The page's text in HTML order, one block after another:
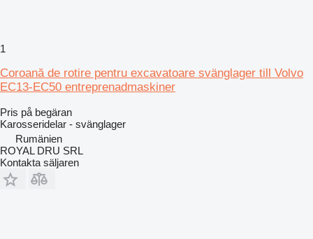
1
Coroană de rotire pentru excavatoare svänglager till Volvo
EC13-EC50 entreprenadmaskiner
Pris på begäran
Karosseridelar - svänglager
Rumänien
ROYAL DRU SRL
Kontakta säljaren